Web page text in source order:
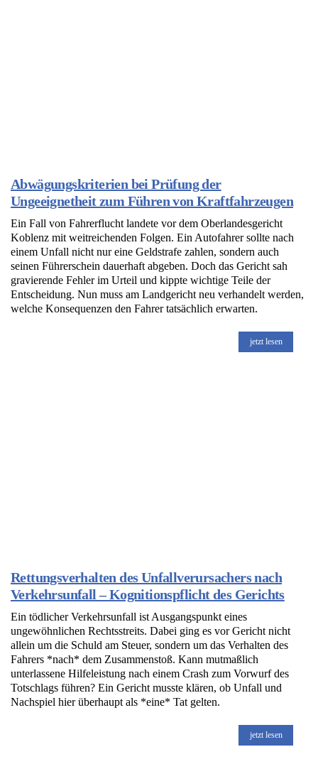
Abwägungskriterien bei Prüfung der
Ungeeignetheit zum Führen von Kraftfahrzeugen
Ein Fall von Fahrerflucht landete vor dem Oberlandesgericht
Koblenz mit weitreichenden Folgen. Ein Autofahrer sollte nach
einem Unfall nicht nur eine Geldstrafe zahlen, sondern auch
seinen Führerschein dauerhaft abgeben. Doch das Gericht sah
gravierende Fehler im Urteil und kippte wichtige Teile der
Entscheidung. Nun muss am Landgericht neu verhandelt werden,
welche Konsequenzen den Fahrer tatsächlich erwarten.
jetzt lesen
Rettungsverhalten des Unfallverursachers nach
Verkehrsunfall – Kognitionspflicht des Gerichts
Ein tödlicher Verkehrsunfall ist Ausgangspunkt eines
ungewöhnlichen Rechtsstreits. Dabei ging es vor Gericht nicht
allein um die Schuld am Steuer, sondern um das Verhalten des
Fahrers *nach* dem Zusammenstoß. Kann mutmaßlich
unterlassene Hilfeleistung nach einem Crash zum Vorwurf des
Totschlags führen? Ein Gericht musste klären, ob Unfall und
Nachspiel hier überhaupt als *eine* Tat gelten.
jetzt lesen